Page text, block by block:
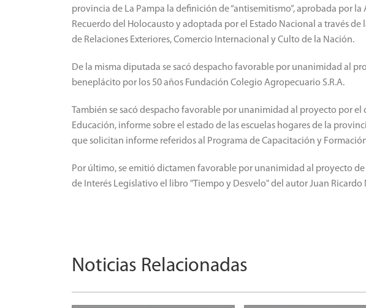
provincia de La Pampa la definición de “antisemitismo”, aprobada por
Recuerdo del Holocausto y adoptada por el Estado Nacional a través
de Relaciones Exteriores, Comercio Internacional y Culto de la Nación.
De la misma diputada se sacó despacho favorable por unanimidad al
beneplácito por los 50 años Fundación Colegio Agropecuario S.R.A.
También se sacó despacho favorable por unanimidad al proyecto por
Educación, informe sobre el estado de las escuelas hogares de la
que solicitan informe referidos al Programa de Capacitación y
Por último, se emitió dictamen favorable por unanimidad al proyecto de
de Interés Legislativo el libro "Tiempo y Desvelo" del autor Juan Ricardo
Noticias Relacionadas